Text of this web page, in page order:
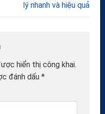
lý nhanh và hiệu quả
hiển thị công khai.
đánh dấu *